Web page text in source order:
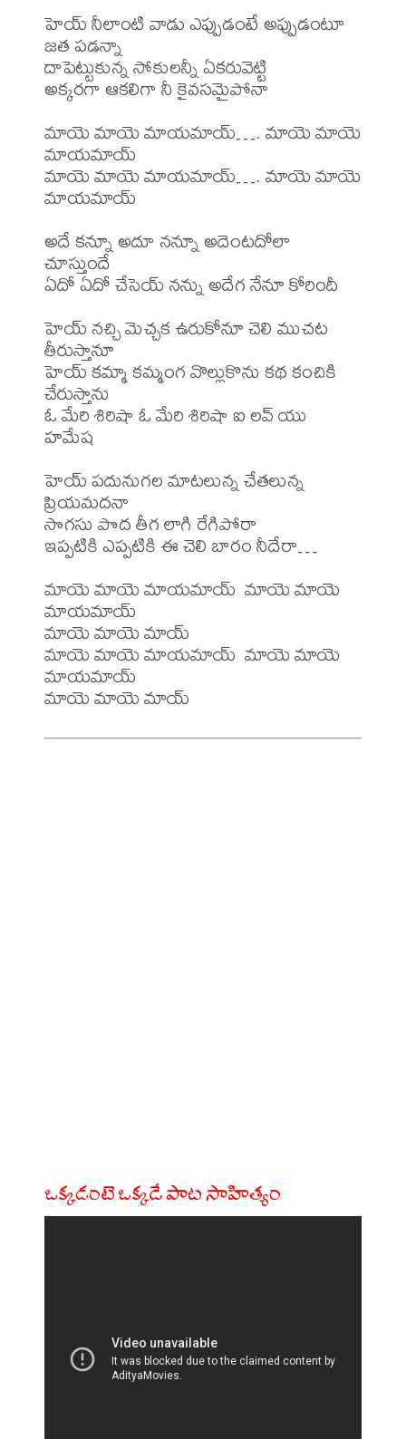
హెయ్ నీలాంటి వాడు ఎప్పుడంటే అప్పుడంటూ
జత పడన్నా
దాపెట్టుకున్న సోకులన్నీ ఏకరువెట్టి
అక్కరగా ఆకలిగా నీ కైవసమైపోనా
మాయె మాయె మాయమాయ్…. మాయె మాయె
మాయమాయ్
మాయె మాయె మాయమాయ్…. మాయె మాయె
మాయమాయ్
అదే కన్నూ అదూ నన్నూ అదెంటదోలా
చూస్తుందే
ఏదో ఏదో చేసెయ్ నన్ను అదేగ నేనూ కోరిందీ
హెయ్ నచ్చి మెచ్చక ఉరుకోనూ చెలి ముచట
తీరుస్తానూ
హెయ్ కమ్మా కమ్మంగ వొల్లుకొను కథ కంచికి
చేరుస్తాను
ఓ మేరి శిరిషా ఓ మేరి శిరిషా ఐ లవ్ యు
హమేష
హెయ్ పదునుగల మాటలున్న చేతలున్న
ప్రియమదనా
సొగసు పొద తీగ లాగి రేగిపోరా
ఇప్పటికి ఎప్పటికి ఈ చెలి బారం నీదేరా…
మాయె మాయె మాయమాయ్  మాయె మాయె
మాయమాయ్
మాయె మాయె మాయ్
మాయె మాయె మాయమాయ్  మాయె మాయె
మాయమాయ్
ఒక్కడంటె ఒక్కడే పాట సాహిత్యం